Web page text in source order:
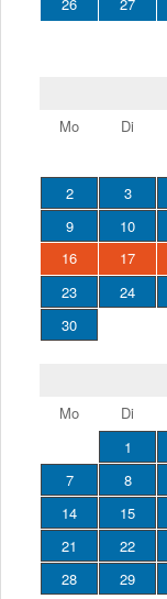
Mo
Di
2
3
9
10
16
17
23
24
30
Mo
Di
1
7
8
14
15
21
22
28
29